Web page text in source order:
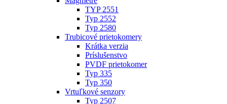
TYP 2551
Typ 2552
Typ 2580
Trubicové prietokomery
Krátka verzia
Príslušenstvo
PVDF prietokomer
Typ 335
Typ 350
Vrtuľkové senzory
Typ 2507